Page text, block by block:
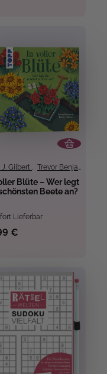
J. Gilbert , Trevor Benjamin
Blüte – Wer legt
Beete an?
Lieferbar
€